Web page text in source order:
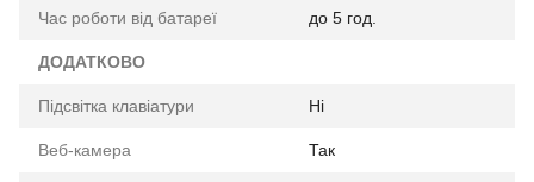
Час роботи від батареї до 5 год.
ДОДАТКОВО
Підсвітка клавіатури Ні
Веб-камера Так